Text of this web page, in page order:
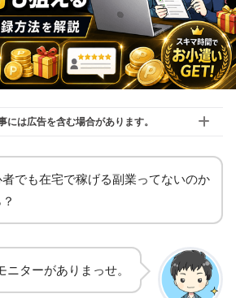
には広告を含む場合があります。
でも在宅で稼げる副業ってないのか
ニターがありまっせ。